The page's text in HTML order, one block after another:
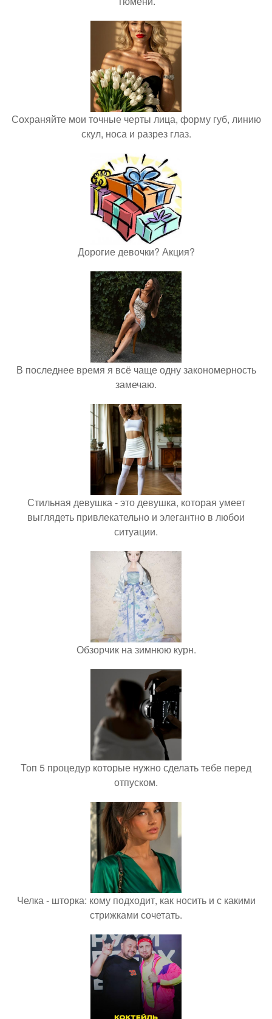
Сохраняйте мои точные черты лица, форму губ, линию
скул, носа и разрез глаз.
Дорогие девочки? Акция?
В последнее время я всё чаще одну закономерность
замечаю.
Стильная девушка - это девушка, которая умеет
выглядеть привлекательно и элегантно в любои
ситуации.
Обзорчик на зимнюю курн.
Топ 5 процедур которые нужно сделать тебе перед
отпуском.
Челка - шторка: кому подходит, как носить и с какими
стрижками сочетать.